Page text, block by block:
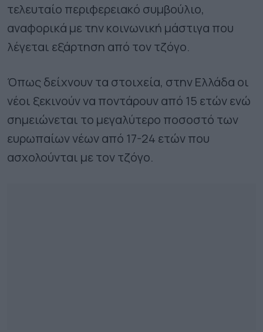
τελευταίο περιφερειακό συμβούλιο,
αναφορικά με την κοινωνική μάστιγα που
λέγεται εξάρτηση από τον τζόγο.
Όπως δείχνουν τα στοιχεία, στην Ελλάδα οι
νέοι ξεκινούν να ποντάρουν από 15 ετών ενώ
σημειώνεται το μεγαλύτερο ποσοστό των
ευρωπαίων νέων από 17-24 ετών που
ασχολούνται με τον τζόγο.